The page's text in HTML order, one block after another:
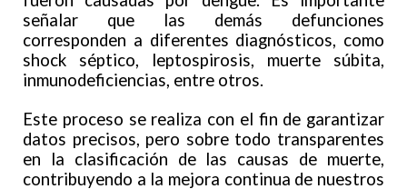
señalar que las demás defunciones
corresponden a diferentes diagnósticos, como
shock séptico, leptospirosis, muerte súbita,
inmunodeficiencias, entre otros.
Este proceso se realiza con el fin de garantizar
datos precisos, pero sobre todo transparentes
en la clasificación de las causas de muerte,
contribuyendo a la mejora continua de nuestros